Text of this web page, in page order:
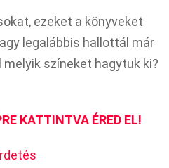
ezeket a könyveket
legalábbis hallottál már
melyik színeket hagytuk ki?
KATTINTVA ÉRED EL!